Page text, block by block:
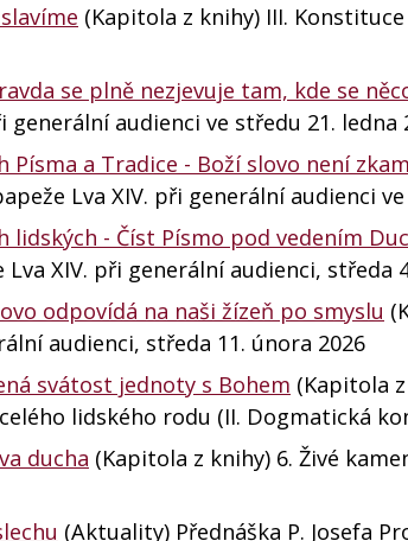
(Kapitola z knihy) III.
se plně nezjevuje tam, kde se
generální audienci ve středu 21. ledna
Písma a Tradice - Boží slovo není
Lva XIV. při generální audienci
lidských - Číst Písmo pod vedením
XIV. při generální audienci, středa
odpovídá na naši žízeň po smyslu
audienci, středa 11. února 2026
svátost jednoty s Bohem (Kapitola
lidského rodu (II. Dogmatická
ducha (Kapitola z knihy) 6. Živé
(Aktuality) Přednáška P. Josefa